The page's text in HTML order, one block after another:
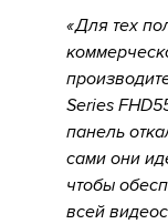
Для тех
Series
панель
сами они
чтобы
всей